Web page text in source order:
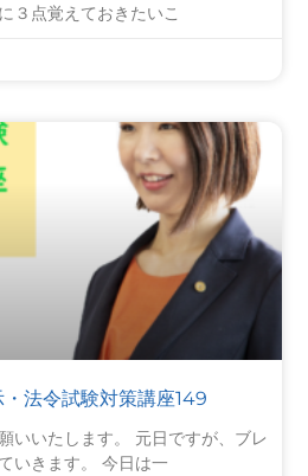
３点覚えておきたいこ
法令試験対策講座149
いいたします。 元日ですが、ブレ
いきます。 今日は一